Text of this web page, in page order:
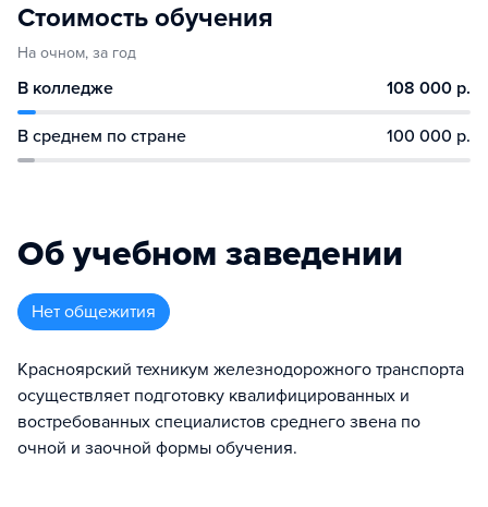
Стоимость обучения
На очном, за год
В колледже 108 000 р.
В среднем по стране 100 000 р.
Об учебном заведении
Нет общежития
Красноярский техникум железнодорожного транспорта
осуществляет подготовку квалифицированных и
востребованных специалистов среднего звена по
очной и заочной формы обучения.